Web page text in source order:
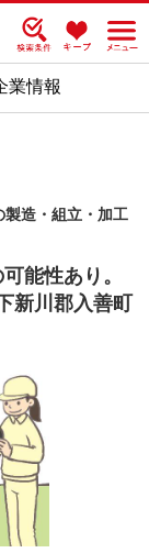
業情報
造・組立・加工
能性あり。
川郡入善町